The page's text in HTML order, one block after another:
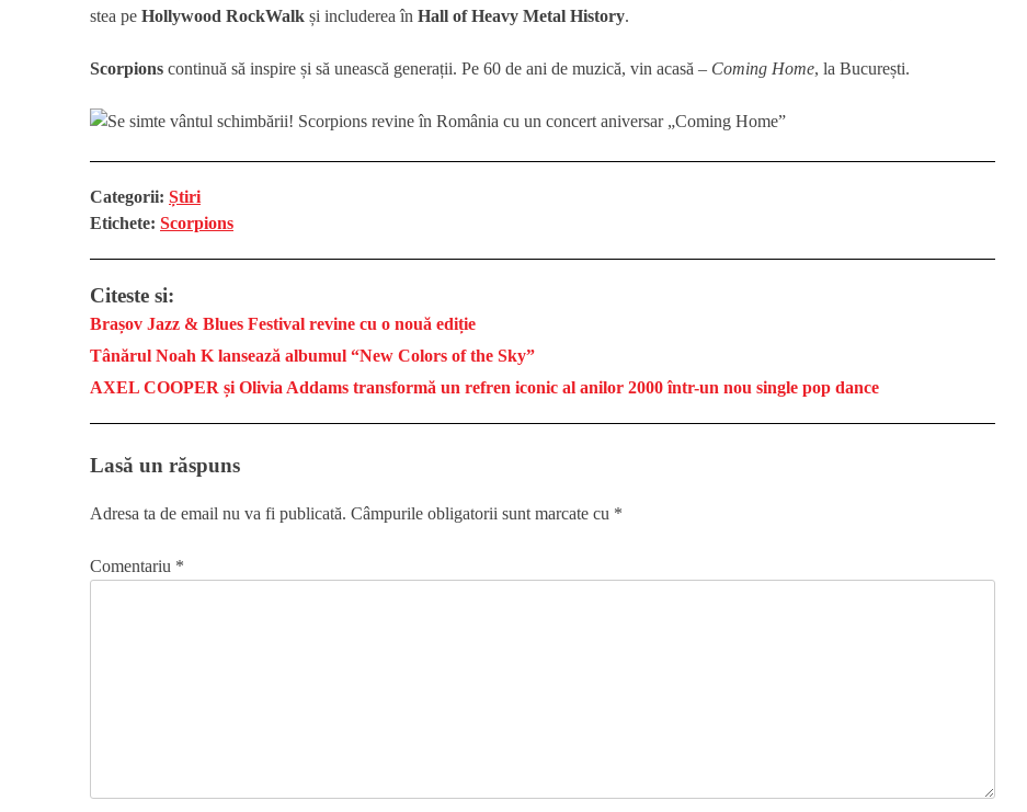
stea pe Hollywood RockWalk și includerea în Hall of Heavy Metal History.
Scorpions continuă să inspire și să unească generații. Pe 60 de ani de muzică, vin acasă – Coming Home, la București.
Categorii: Știri
Etichete: Scorpions
Citeste si:
Brașov Jazz & Blues Festival revine cu o nouă ediție
Tânărul Noah K lansează albumul “New Colors of the Sky”
AXEL COOPER și Olivia Addams transformă un refren iconic al anilor 2000 într-un nou single pop dance
Lasă un răspuns
Adresa ta de email nu va fi publicată. Câmpurile obligatorii sunt marcate cu *
Comentariu *